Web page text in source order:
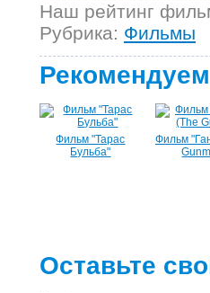
Наш рейтинг
Рубрика: Фильмы
Фильм "Тарас
Бульба"
Фильм
Оставьте